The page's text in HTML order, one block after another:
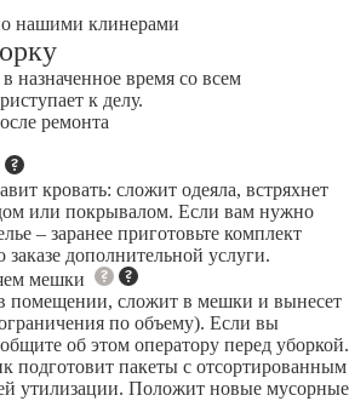
нашими клинерами
назначенное время со всем
к делу.
ремонта
кровать: сложит одеяла, встряхнет
или покрывалом. Если вам нужно
– заранее приготовьте комплект
дополнительной услуги.
мешки
помещении, сложит в мешки и вынесет
по объему). Если вы
об этом оператору перед уборкой.
подготовит пакеты с отсортированным
утилизации. Положит новые мусорные